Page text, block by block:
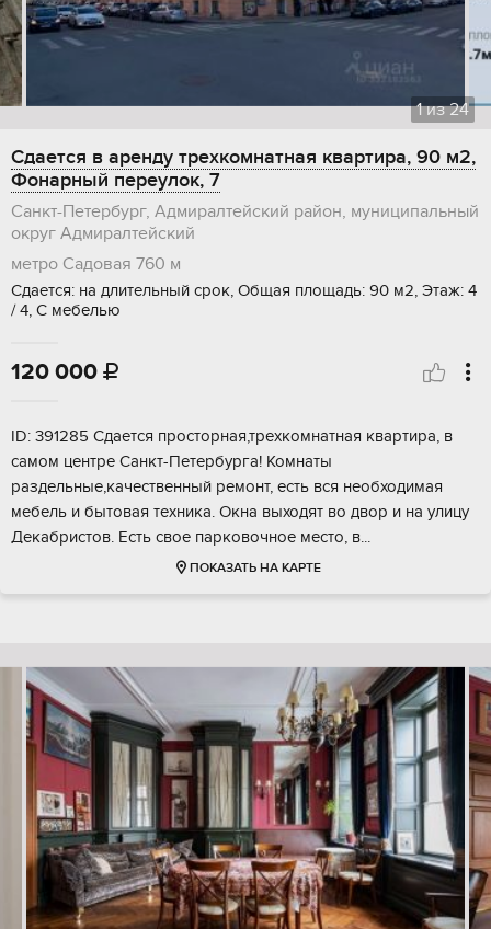
1из24
Сдается в аренду трехкомнатная квартира, 90 м2,
Фонарный переулок, 7
Санкт-Петербург, Адмиралтейский район, муниципальный
округ Адмиралтейский
метро Садовая 760 м
Сдается: на длительный срок, Общая площадь: 90 м2, Этаж: 4
/ 4, С мебелью
120 000 
ID: 391285 Сдается просторная,трехкомнатная квартира, в
самом центре Санкт-Петербурга! Комнаты
раздельные,качественный ремонт, есть вся необходимая
мебель и бытовая техника. Окна выходят во двор и на улицу
Декабристов. Есть свое парковочное место, в...
ПОКАЗАТЬ НА КАРТЕ